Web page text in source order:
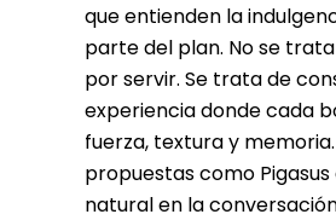
que entienden la
parte del plan. No se
por servir. Se trata de
experiencia donde cada
fuerza, textura y
propuestas como
natural en la